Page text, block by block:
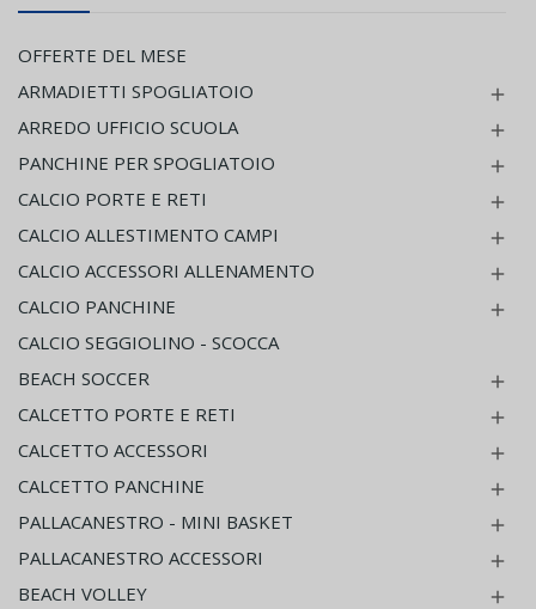
OFFERTE DEL MESE
ARMADIETTI SPOGLIATOIO

ARREDO UFFICIO SCUOLA 
PANCHINE PER SPOGLIATOIO 
CALCIO PORTE E RETI 
CALCIO ALLESTIMENTO CAMPI 
CALCIO ACCESSORI ALLENAMENTO 
CALCIO PANCHINE 
CALCIO SEGGIOLINO - SCOCCA
BEACH SOCCER

CALCETTO PORTE E RETI 
CALCETTO ACCESSORI 
CALCETTO PANCHINE 
PALLACANESTRO - MINI BASKET 
PALLACANESTRO ACCESSORI 
BEACH VOLLEY 